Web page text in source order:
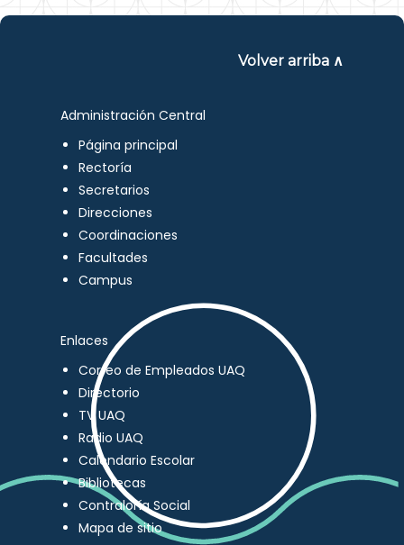
Volver arriba ∧
Administración Central
Página principal
Rectoría
Secretarios
Direcciones
Coordinaciones
Facultades
Campus
Enlaces
Correo de Empleados UAQ
Directorio
TV UAQ
Radio UAQ
Calendario Escolar
Bibliotecas
Contraloría Social
Mapa de sitio